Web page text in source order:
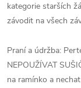
kategorie starších
závodit na všech
Praní a údržba:
NEPOUŽÍVAT
na ramínko a